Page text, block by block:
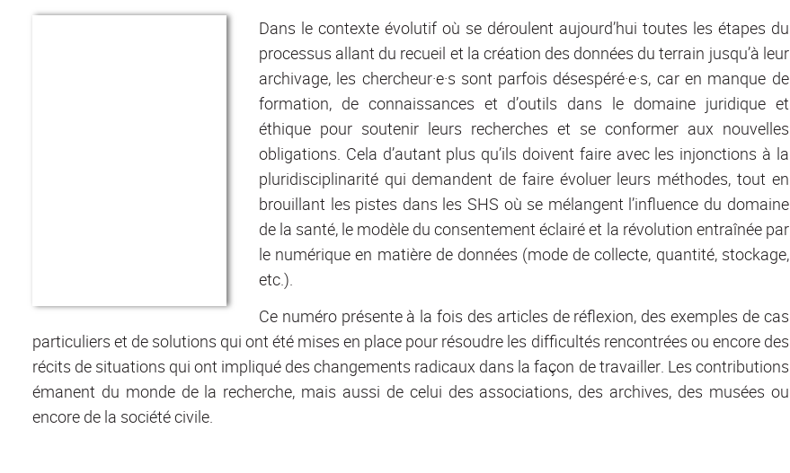
Dans le contexte évolutif où se déroulent aujourd’hui toutes les étapes du
processus allant du recueil et la création des données du terrain jusqu’à leur
archivage, les chercheur·e·s sont parfois désespéré·e·s, car en manque de
formation, de connaissances et d’outils dans le domaine juridique et
éthique pour soutenir leurs recherches et se conformer aux nouvelles
obligations. Cela d’autant plus qu’ils doivent faire avec les injonctions à la
pluridisciplinarité qui demandent de faire évoluer leurs méthodes, tout en
brouillant les pistes dans les SHS où se mélangent l’influence du domaine
de la santé, le modèle du consentement éclairé et la révolution entraînée par
le numérique en matière de données (mode de collecte, quantité, stockage,
etc.).
Ce numéro présente à la fois des articles de réflexion, des exemples de cas
particuliers et de solutions qui ont été mises en place pour résoudre les difficultés rencontrées ou encore des
récits de situations qui ont impliqué des changements radicaux dans la façon de travailler. Les contributions
émanent du monde de la recherche, mais aussi de celui des associations, des archives, des musées ou
encore de la société civile.